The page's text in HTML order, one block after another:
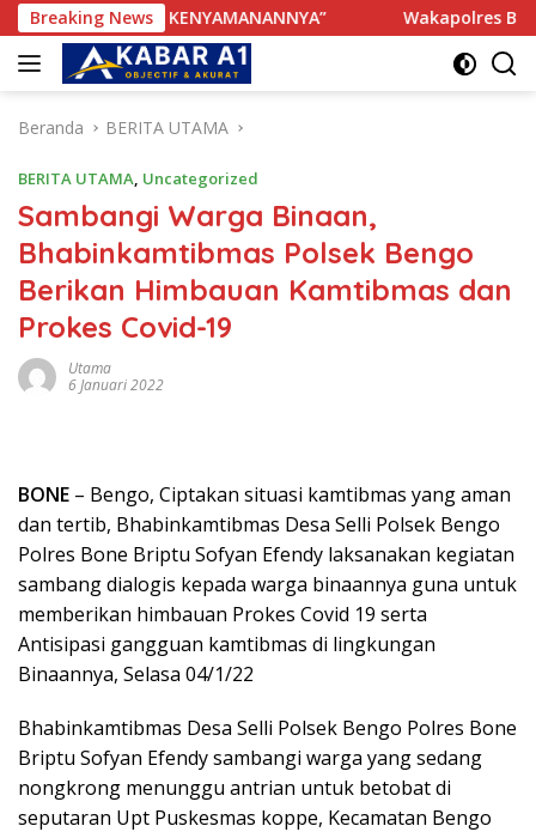
Langsung
ke
konten
Breaking News
KENYAMANANNYA” Wakapolres Bone Apresiasi
Beranda BERITA UTAMA
BERITA UTAMA, Uncategorized
Sambangi Warga Binaan,
Bhabinkamtibmas Polsek Bengo
Berikan Himbauan Kamtibmas dan
Prokes Covid-19
Utama
6 Januari 2022
BONE – Bengo, Ciptakan situasi kamtibmas yang aman
dan tertib, Bhabinkamtibmas Desa Selli Polsek Bengo
Polres Bone Briptu Sofyan Efendy laksanakan kegiatan
sambang dialogis kepada warga binaannya guna untuk
memberikan himbauan Prokes Covid 19 serta
Antisipasi gangguan kamtibmas di lingkungan
Binaannya, Selasa 04/1/22
Bhabinkamtibmas Desa Selli Polsek Bengo Polres Bone
Briptu Sofyan Efendy sambangi warga yang sedang
nongkrong menunggu antrian untuk betobat di
seputaran Upt Puskesmas koppe, Kecamatan Bengo